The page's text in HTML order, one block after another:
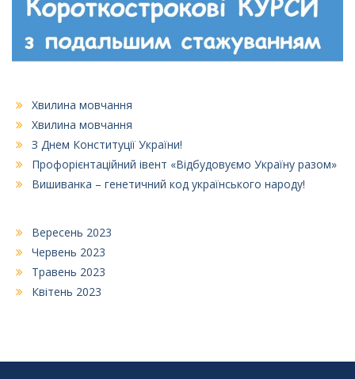
Хвилина мовчання
Хвилина мовчання
З Днем Конституції України!
Профорієнтаційний івент «Відбудовуємо Україну разом»
Вишиванка – генетичний код українського народу!
Вересень 2023
Червень 2023
Травень 2023
Квітень 2023